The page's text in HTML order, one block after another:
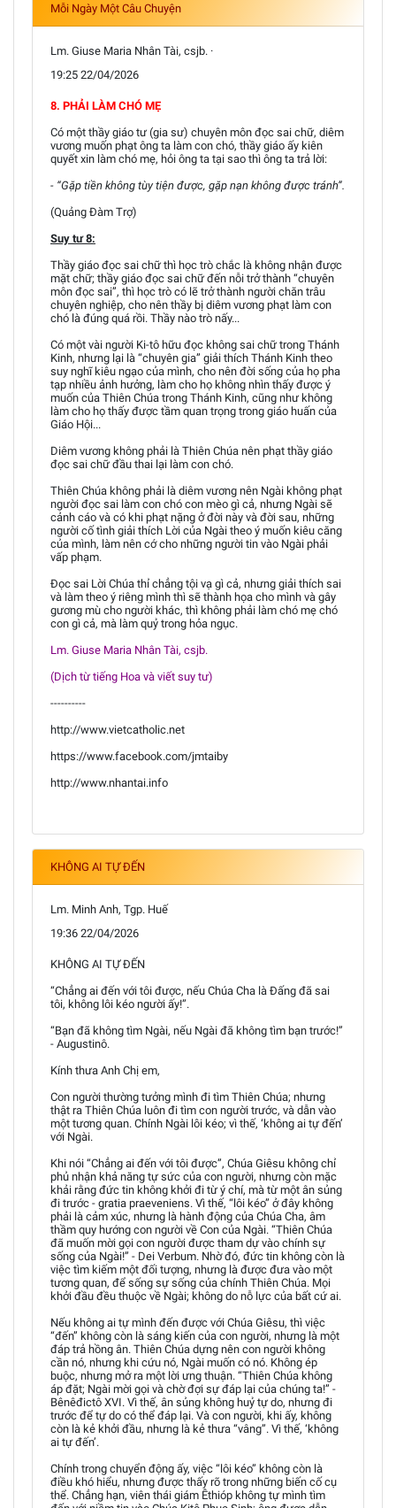
Mỗi Ngày Một Câu Chuyện
Lm. Giuse Maria Nhân Tài, csjb. ·
19:25 22/04/2026
8. PHẢI LÀM CHÓ MẸ
Có một thầy giáo tư (gia sư) chuyên môn đọc sai chữ, diêm
vương muốn phạt ông ta làm con chó, thầy giáo ấy kiên
quyết xin làm chó mẹ, hỏi ông ta tại sao thì ông ta trả lời:
- “Gặp tiền không tùy tiện được, gặp nạn không được tránh”.
(Quảng Đàm Trợ)
Suy tư 8:
Thầy giáo đọc sai chữ thì học trò chắc là không nhận được
mặt chữ; thầy giáo đọc sai chữ đến nỗi trở thành “chuyên
môn đọc sai”, thì học trò có lẽ trở thành người chăn trâu
chuyên nghiệp, cho nên thầy bị diêm vương phạt làm con
chó là đúng quá rồi. Thầy nào trò nấy...
Có một vài người Ki-tô hữu đọc không sai chữ trong Thánh
Kinh, nhưng lại là “chuyên gia” giải thích Thánh Kinh theo
suy nghĩ kiêu ngạo của mình, cho nên đời sống của họ pha
tạp nhiều ảnh hưởng, làm cho họ không nhìn thấy được ý
muốn của Thiên Chúa trong Thánh Kinh, cũng như không
làm cho họ thấy được tầm quan trọng trong giáo huấn của
Giáo Hội...
Diêm vương không phải là Thiên Chúa nên phạt thầy giáo
đọc sai chữ đầu thai lại làm con chó.
Thiên Chúa không phải là diêm vương nên Ngài không phạt
người đọc sai làm con chó con mèo gì cả, nhưng Ngài sẽ
cảnh cáo và có khi phạt nặng ở đời này và đời sau, những
người cố tình giải thích Lời của Ngài theo ý muốn kiêu căng
của mình, làm nên cớ cho những người tin vào Ngài phải
vấp phạm.
Đọc sai Lời Chúa thỉ chẳng tội vạ gì cả, nhưng giải thích sai
và làm theo ý riêng mình thì sẽ thành họa cho mình và gây
gương mù cho người khác, thì không phải làm chó mẹ chó
con gì cả, mà làm quỷ trong hỏa ngục.
Lm. Giuse Maria Nhân Tài, csjb.
(Dịch từ tiếng Hoa và viết suy tư)
----------
http://www.vietcatholic.net
https://www.facebook.com/jmtaiby
http://www.nhantai.info
KHÔNG AI TỰ ĐẾN
Lm. Minh Anh, Tgp. Huế
19:36 22/04/2026
KHÔNG AI TỰ ĐẾN
“Chẳng ai đến với tôi được, nếu Chúa Cha là Đấng đã sai
tôi, không lôi kéo người ấy!”.
“Bạn đã không tìm Ngài, nếu Ngài đã không tìm bạn trước!”
- Augustinô.
Kính thưa Anh Chị em,
Con người thường tưởng mình đi tìm Thiên Chúa; nhưng
thật ra Thiên Chúa luôn đi tìm con người trước, và dẫn vào
một tương quan. Chính Ngài lôi kéo; vì thế, ‘không ai tự đến’
với Ngài.
Khi nói “Chẳng ai đến với tôi được”, Chúa Giêsu không chỉ
phủ nhận khả năng tự sức của con người, nhưng còn mặc
khải rằng đức tin không khởi đi từ ý chí, mà từ một ân sủng
đi trước - gratia praeveniens. Vì thế, “lôi kéo” ở đây không
phải là cảm xúc, nhưng là hành động của Chúa Cha, âm
thầm quy hướng con người về Con của Ngài. “Thiên Chúa
đã muốn mời gọi con người được tham dự vào chính sự
sống của Ngài!” - Dei Verbum. Nhờ đó, đức tin không còn là
việc tìm kiếm một đối tượng, nhưng là được đưa vào một
tương quan, để sống sự sống của chính Thiên Chúa. Mọi
khởi đầu đều thuộc về Ngài; không do nỗ lực của bất cứ ai.
Nếu không ai tự mình đến được với Chúa Giêsu, thì việc
“đến” không còn là sáng kiến của con người, nhưng là một
đáp trả hồng ân. Thiên Chúa dựng nên con người không
cần nó, nhưng khi cứu nó, Ngài muốn có nó. Không ép
buộc, nhưng mở ra một lời ưng thuận. “Thiên Chúa không
áp đặt; Ngài mời gọi và chờ đợi sự đáp lại của chúng ta!” -
Bênêđictô XVI. Vì thế, ân sủng không huỷ tự do, nhưng đi
trước để tự do có thể đáp lại. Và con người, khi ấy, không
còn là kẻ khởi đầu, nhưng là kẻ thưa “vâng”. Vì thế, ‘không
ai tự đến’.
Chính trong chuyển động ấy, việc “lôi kéo” không còn là
điều khó hiểu, nhưng được thấy rõ trong những biến cố cụ
thể. Chẳng hạn, viên thái giám Êthióp không tự mình tìm